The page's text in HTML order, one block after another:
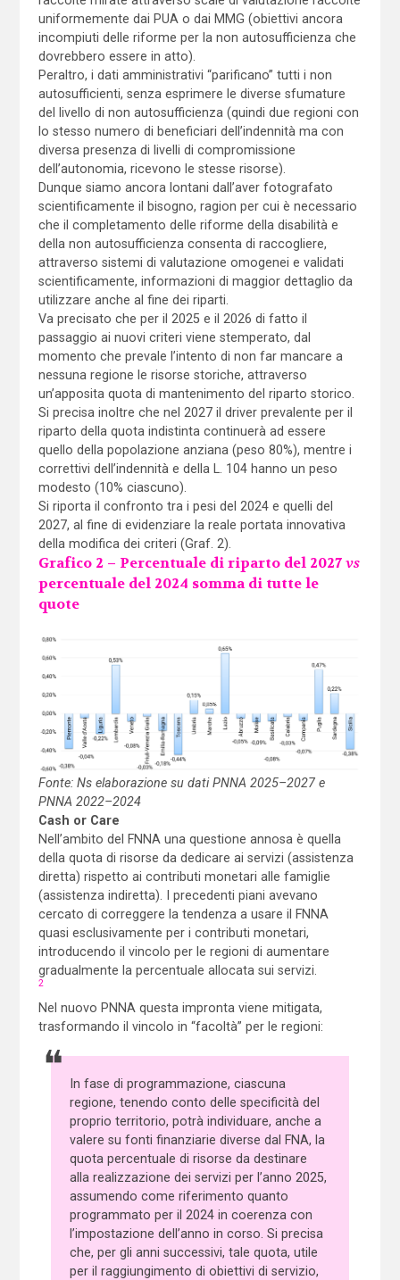
uniformemente dai PUA o dai MMG (obiettivi ancora
incompiuti delle riforme per la non autosufficienza che
dovrebbero essere in atto).
Peraltro, i dati amministrativi “parificano” tutti i non
autosufficienti, senza esprimere le diverse sfumature
del livello di non autosufficienza (quindi due regioni con
lo stesso numero di beneficiari dell’indennità ma con
diversa presenza di livelli di compromissione
dell’autonomia, ricevono le stesse risorse).
Dunque siamo ancora lontani dall’aver fotografato
scientificamente il bisogno, ragion per cui è necessario
che il completamento delle riforme della disabilità e
della non autosufficienza consenta di raccogliere,
attraverso sistemi di valutazione omogenei e validati
scientificamente, informazioni di maggior dettaglio da
utilizzare anche al fine dei riparti.
Va precisato che per il 2025 e il 2026 di fatto il
passaggio ai nuovi criteri viene stemperato, dal
momento che prevale l’intento di non far mancare a
nessuna regione le risorse storiche, attraverso
un’apposita quota di mantenimento del riparto storico.
Si precisa inoltre che nel 2027 il driver prevalente per il
riparto della quota indistinta continuerà ad essere
quello della popolazione anziana (peso 80%), mentre i
correttivi dell’indennità e della L. 104 hanno un peso
modesto (10% ciascuno).
Si riporta il confronto tra i pesi del 2024 e quelli del
2027, al fine di evidenziare la reale portata innovativa
della modifica dei criteri (Graf. 2).
Grafico 2 – Percentuale di riparto del 2027 vs
percentuale del 2024 somma di tutte le
quote
Fonte: Ns elaborazione su dati PNNA 2025–2027 e
PNNA 2022–2024
Cash or Care
Nell’ambito del FNNA una questione annosa è quella
della quota di risorse da dedicare ai servizi (assistenza
diretta) rispetto ai contributi monetari alle famiglie
(assistenza indiretta). I precedenti piani avevano
cercato di correggere la tendenza a usare il FNNA
quasi esclusivamente per i contributi monetari,
introducendo il vincolo per le regioni di aumentare
gradualmente la percentuale allocata sui servizi.
2
Nel nuovo PNNA questa impronta viene mitigata,
trasformando il vincolo in “facoltà” per le regioni:
In fase di programmazione, ciascuna
regione, tenendo conto delle specificità del
proprio territorio, potrà individuare, anche a
valere su fonti finanziarie diverse dal FNA, la
quota percentuale di risorse da destinare
alla realizzazione dei servizi per l’anno 2025,
assumendo come riferimento quanto
programmato per il 2024 in coerenza con
l’impostazione dell’anno in corso. Si precisa
che, per gli anni successivi, tale quota, utile
per il raggiungimento di obiettivi di servizio,